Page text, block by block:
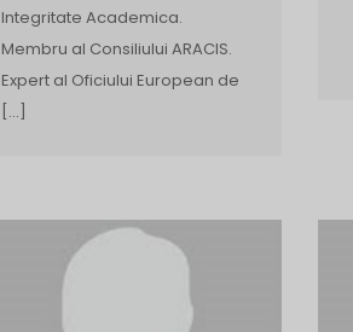
Integritate Academica.
Membru al Consiliului ARACIS.
Expert al Oficiului European de
[…]